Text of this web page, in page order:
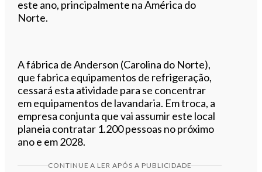
este ano, principalmente na América do
Norte.
A fábrica de Anderson (Carolina do Norte),
que fabrica equipamentos de refrigeração,
cessará esta atividade para se concentrar
em equipamentos de lavandaria. Em troca, a
empresa conjunta que vai assumir este local
planeia contratar 1.200 pessoas no próximo
ano e em 2028.
CONTINUE A LER APÓS A PUBLICIDADE